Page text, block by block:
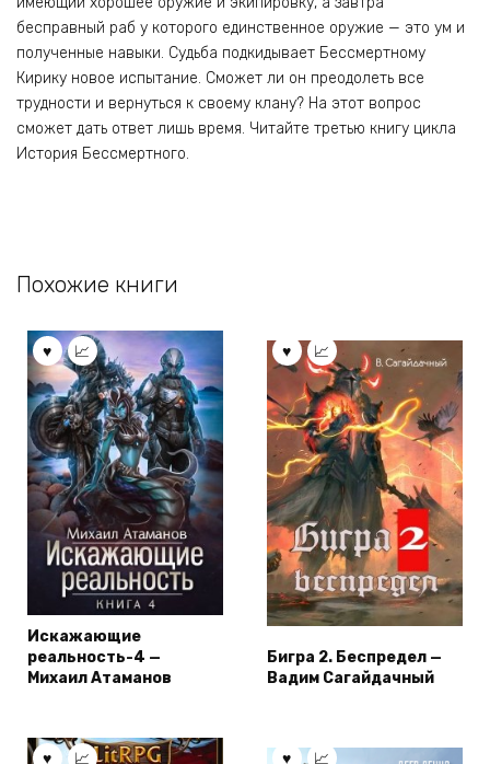
бесправный раб у которого единственное оружие — это ум и
полученные навыки. Судьба подкидывает Бессмертному
Кирику новое испытание. Сможет ли он преодолеть все
трудности и вернуться к своему клану? На этот вопрос
сможет дать ответ лишь время. Читайте третью книгу цикла
История Бессмертного.
Похожие книги
Искажающие
реальность-4 —
Михаил Атаманов
Бигра 2. Беспредел —
Вадим Сагайдачный